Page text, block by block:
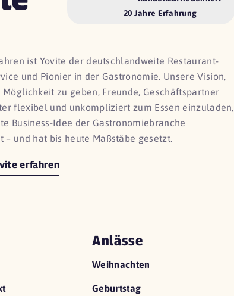
20 Jahre Erfahrung
ist Yovite der deutschlandweite Restaurant-
und Pionier in der Gastronomie. Unsere Vision,
Möglichkeit zu geben, Freunde, Geschäftspartner
flexibel und unkompliziert zum Essen einzuladen,
Business-Idee der Gastronomiebranche
– und hat bis heute Maßstäbe gesetzt.
erfahren
Anlässe
Weihnachten
Geburtstag